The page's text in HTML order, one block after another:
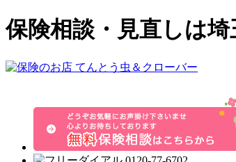
保険相談・見直しは